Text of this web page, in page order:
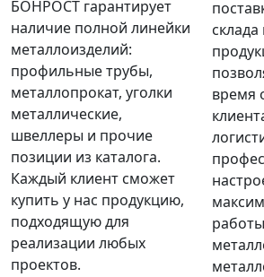
БОНРОСТ гарантирует
наличие полной линейки
металлоизделий:
профильные трубы,
металлопрокат, уголки
металлические,
швеллеры и прочие
позиции из каталога.
Каждый клиент сможет
купить у нас продукцию,
подходящую для
реализации любых
проектов.
время